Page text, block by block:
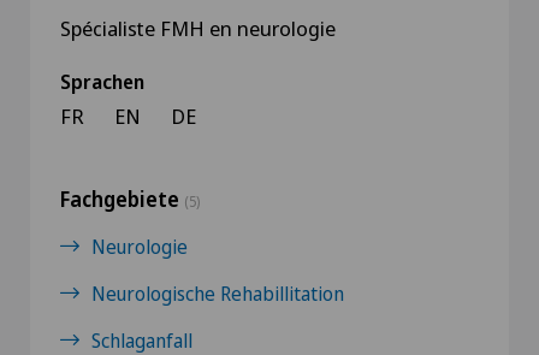
Spécialiste FMH en neurologie
Sprachen
FR EN DE
Fachgebiete (5)
Neurologie
Neurologische Rehabillitation
Schlaganfall